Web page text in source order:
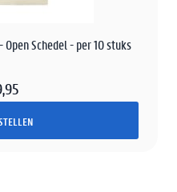
Schedel - per 10 stuks